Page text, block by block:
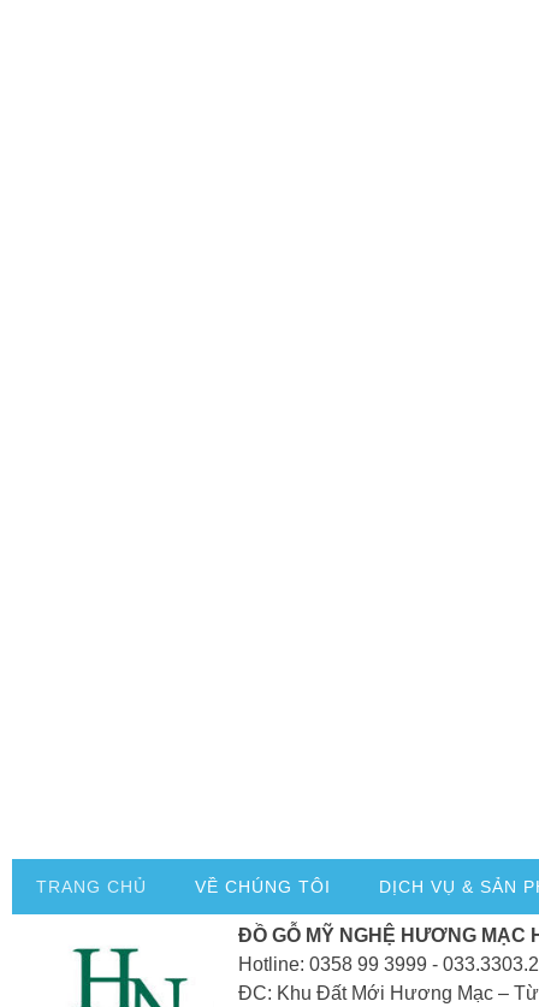
TRANG CHỦ VỀ CHÚNG TÔI DỊCH VỤ & SẢN
ĐỒ GỖ MỸ NGHỆ HƯƠNG MẠC
Hotline: 0358 99 3999 -
ĐC: Khu Đất Mới Hương Mạc –